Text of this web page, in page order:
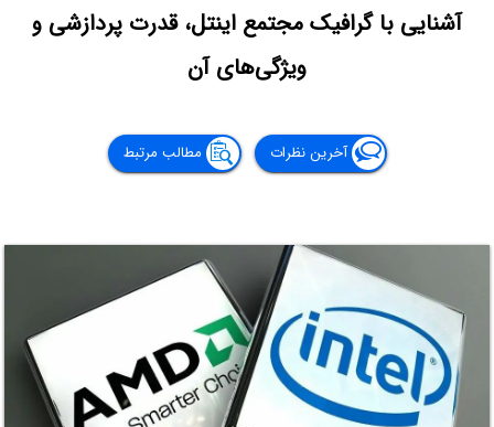
آشنایی با گرافیک مجتمع اینتل، قدرت پردازشی و
ویژگی‌های آن
آخرین نظرات مطالب مرتبط